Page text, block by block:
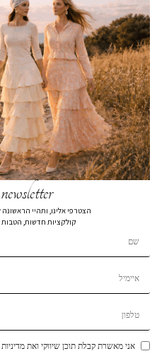
חצאית כיווצים מקסי בז’
₪299
צבע
מידה
L
XL
הרכב בד:
הוסף לרשימת המשאלות
הצטרפי אלינו, ותהיי
קולקציות חדשות,
אני מאשרת קבלת תוכן שיווקי ואת מדיניות